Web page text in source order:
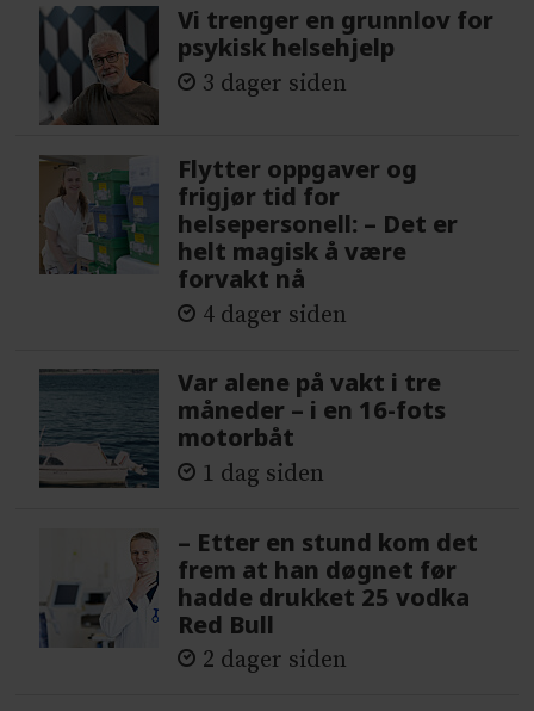
Vi trenger en grunnlov for
psykisk helsehjelp
3 dager siden
Flytter oppgaver og
frigjør tid for
helsepersonell: – Det er
helt magisk å være
forvakt nå
4 dager siden
Var alene på vakt i tre
måneder – i en 16-fots
motorbåt
1 dag siden
– Etter en stund kom det
frem at han døgnet før
hadde drukket 25 vodka
Red Bull
2 dager siden